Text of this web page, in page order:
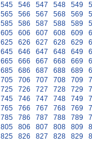
545 546 547 548 549
565 566 567 568 569
585 586 587 588 589
605 606 607 608 609
625 626 627 628 629
645 646 647 648 649
665 666 667 668 669
685 686 687 688 689
705 706 707 708 709
725 726 727 728 729
745 746 747 748 749
765 766 767 768 769
785 786 787 788 789
805 806 807 808 809
825 826 827 828 829